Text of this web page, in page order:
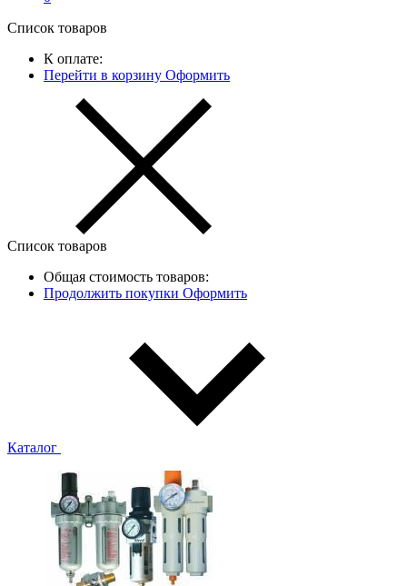
Список товаров
К оплате:
Перейти в корзину Оформить
Список товаров
Общая стоимость товаров:
Продолжить покупки Оформить
Каталог